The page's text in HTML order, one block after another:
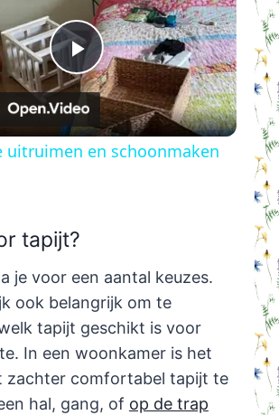
Play
Video
uitruimen en schoonmaken
tapijt?
je voor een aantal keuzes.
ook belangrijk om te
tapijt geschikt is voor
In een woonkamer is het
zachter comfortabel tapijt te
hal, gang, of op de trap